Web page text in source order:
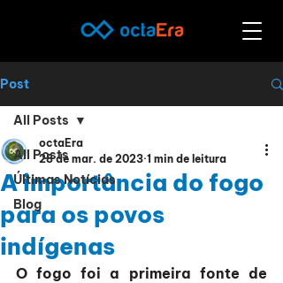
Post
All Posts
Últimas Notícias
Blog
All Posts
A importância do fogo
para os povos
indígenas
octaEra
28 de mar. de 2023 1 min de leitura
O fogo foi a primeira fonte de